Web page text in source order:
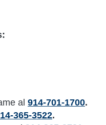
al 914-701-1700.
365-3522.